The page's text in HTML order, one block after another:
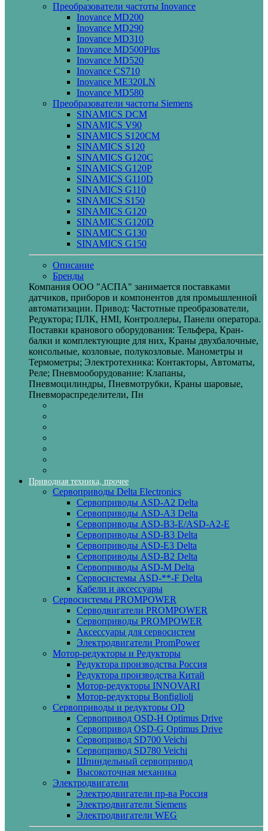
Преобразователи частоты Inovance
Inovance MD200
Inovance MD290
Inovance MD310
Inovance MD500Plus
Inovance MD520
Inovance CS710
Inovance ME320LN
Inovance MD580
Преобразователи частоты Siemens
SINAMICS DCM
SINAMICS V90
SINAMICS S120CM
SINAMICS S120
SINAMICS G120C
SINAMICS G120P
SINAMICS G110D
SINAMICS G110
SINAMICS S150
SINAMICS G120
SINAMICS G120D
SINAMICS G130
SINAMICS G150
Описание
Бренды
Компания ООО "АСПА" занимается поставками
датчиков, приборов и компонентов для промышленной
автоматизации. Привод: Частотные преобразователи,
Редуктора; ПЛК, HMI, Контроллеры, Панели оператора.
Поставки кранового оборудования: Тельфера, Кран-
балки и комплектующие для них, Краны двухбалочные,
консольные, козловые, полукозловые. Манометры и
Термометры; Электротехника: Контакторы, Автоматы,
Реле; Пневмооборудование: Клапаны,
Пневмоцилиндры, Пневмотрубки, Краны шаровые,
Пневмораспределители, Пн
Приводная техника, прочее
Сервоприводы Delta Electronics
Сервоприводы ASD-A2 Delta
Сервоприводы ASD-A3 Delta
Сервоприводы ASD-B3-E/ASD-A2-E
Сервоприводы ASD-B3 Delta
Сервоприводы ASD-E3 Delta
Сервоприводы ASD-B2 Delta
Сервоприводы ASD-M Delta
Сервосистемы ASD-**-F Delta
Кабели и аксессуары
Сервосистемы PROMPOWER
Серводвигатели PROMPOWER
Сервоприводы PROMPOWER
Аксессуары для сервосистем
Электродвигатели PromPower
Мотор-редукторы и Редукторы
Редуктора производства Россия
Редуктора производства Китай
Мотор-редукторы INNOVARI
Мотор-редукторы Bonfiglioli
Сервоприводы и редукторы OD
Сервопривод OSD-H Optimus Drive
Сервопривод OSD-G Optimus Drive
Сервопривод SD700 Veichi
Сервопривод SD780 Veichi
Шпиндельный сервопривод
Высокоточная механика
Электродвигатели
Электродвигатели пр-ва Россия
Электродвигатели Siemens
Электродвигатели WEG